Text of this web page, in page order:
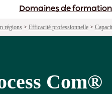
Domaines de formation
régions> Efficacité professionnelle>
Com®